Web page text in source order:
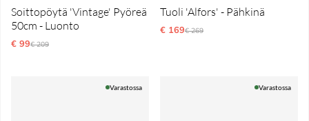
Soittopöytä 'Vintage' Pyöreä
50cm - Luonto
€ 99Normaali hinta
€ 209
Tuoli 'Alfors' - Pähkinä
€ 169Normaali hinta
€ 269
Varastossa Varastossa